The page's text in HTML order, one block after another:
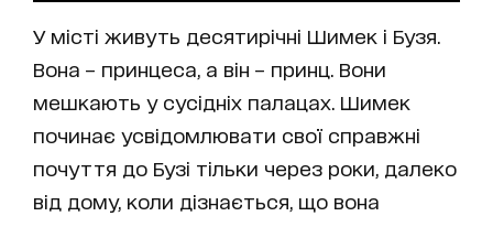
У місті живуть десятирічні Шимек і Бузя.
Вона – принцеса, а він – принц. Вони
мешкають у сусідніх палацах. Шимек
починає усвідомлювати свої справжні
почуття до Бузі тільки через роки, далеко
від дому, коли дізнається, що вона